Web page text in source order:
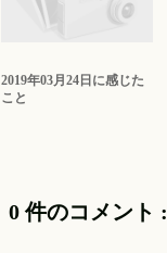
2019年03月24日に感じた
こと
0 件のコメント :